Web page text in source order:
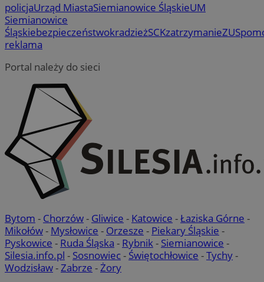
policjaUrząd MiastaSiemianowice ŚląskieUM
Siemianowice
ŚląskiebezpieczeństwokradzieżSCKzatrzymanieZUS
reklama
Portal należy do sieci
Bytom - Chorzów- Gliwice - Katowice -Łaziska Górne -
Mikołów- Mysłowice - Orzesze - Piekary Śląskie -
Pyskowice - Ruda Śląska - Rybnik - Siemianowice -
Silesia.info.pl - Sosnowiec- Świętochłowice -Tychy-
Wodzisław- Zabrze - Żory